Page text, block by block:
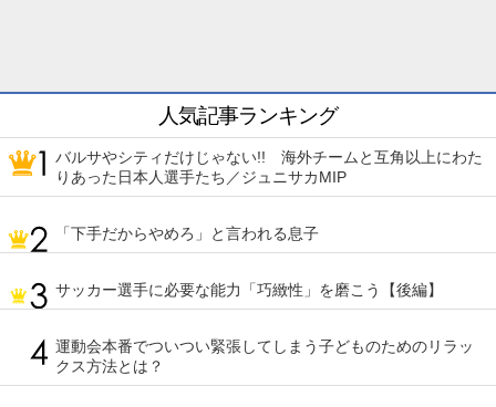
人気記事ランキング
バルサやシティだけじゃない!! 海外チームと互角以上にわた
りあった日本人選手たち／ジュニサカMIP
「下手だからやめろ」と言われる息子
サッカー選手に必要な能力「巧緻性」を磨こう【後編】
運動会本番でついつい緊張してしまう子どものためのリラッ
クス方法とは？